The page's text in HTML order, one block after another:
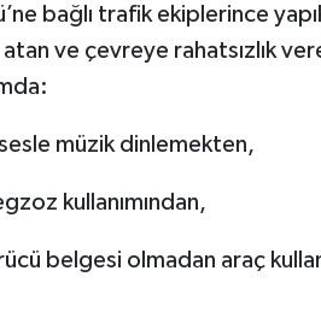
bağlı trafik ekiplerince
ve çevreye rahatsızlık
müzik dinlemekten,
kullanımından,
belgesi olmadan araç